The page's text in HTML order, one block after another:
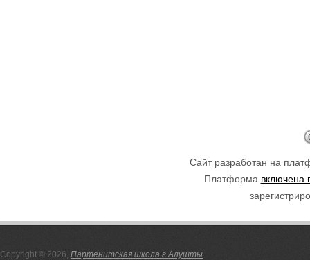
Сайт разработан на
Платформа включена
Copyright © 2026, Партенитская школа г.Алушты